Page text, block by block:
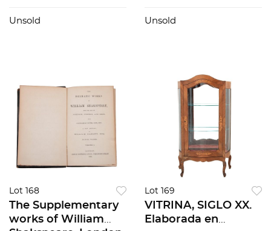
MÉXICO -
Unsold
Tomos I - VI.
Unsold
Lot 168
The Supplementary
works of William
Lot 169
VITRINA, SIGLO XX.
Elaborada en